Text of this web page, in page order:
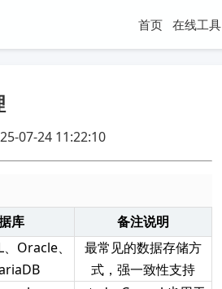
首页 在线工具
07-24 11:22:10
库 备注说明
Oracle、
最常见的数据存储方
式，强一致性支持